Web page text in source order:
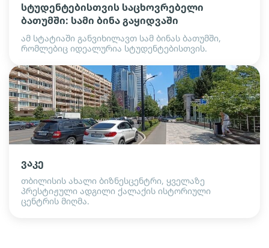
სტუდენტებისთვის საცხოვრებელი
ბათუმში: სამი ბინა გაყიდვაში
ამ სტატიაში განვიხილავთ სამ ბინას ბათუმში,
რომლებიც იდეალურია სტუდენტებისთვის.
ვაკე
თბილისის ახალი ბიზნესცენტრი, ყველაზე
პრესტიჟული ადგილი ქალაქის ისტორიული
ცენტრის მიღმა.